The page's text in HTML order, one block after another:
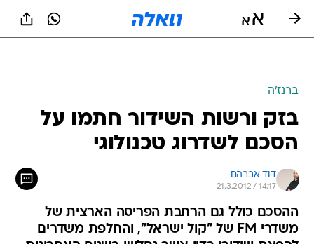
בזק ורשות השידור חתמו על
הסכם לשדרוג טכנולוגי
דוד אברהם
21.3.2012 / 14:17
ההסכם כולל גם הרחבת הפריסה הארצית של
להפצת שידורי רדיו אשר נחלשו בשנים האחרונות